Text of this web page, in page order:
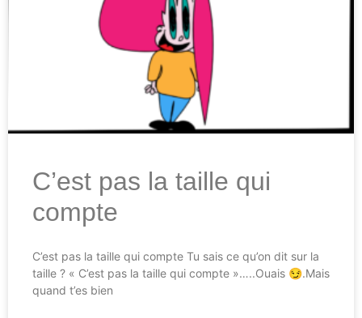
C’est pas la taille qui
compte
C’est pas la taille qui compte Tu sais ce qu’on dit sur la
taille ? « C’est pas la taille qui compte »…..Ouais 😏.Mais
quand t’es bien